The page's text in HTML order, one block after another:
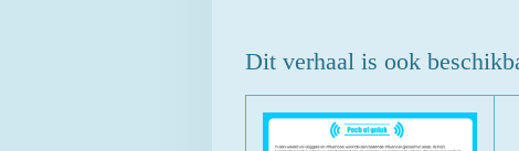
Dit verhaal is ook